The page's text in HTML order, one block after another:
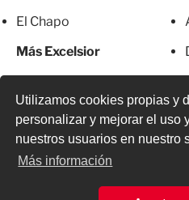
Utilizamos cookies propias y
personalizar y mejorar el uso
nuestros usuarios en nuestro
Más información
El Chapo
Más Excelsior
© 2026 Todos los derechos
o parcial, incluyendo